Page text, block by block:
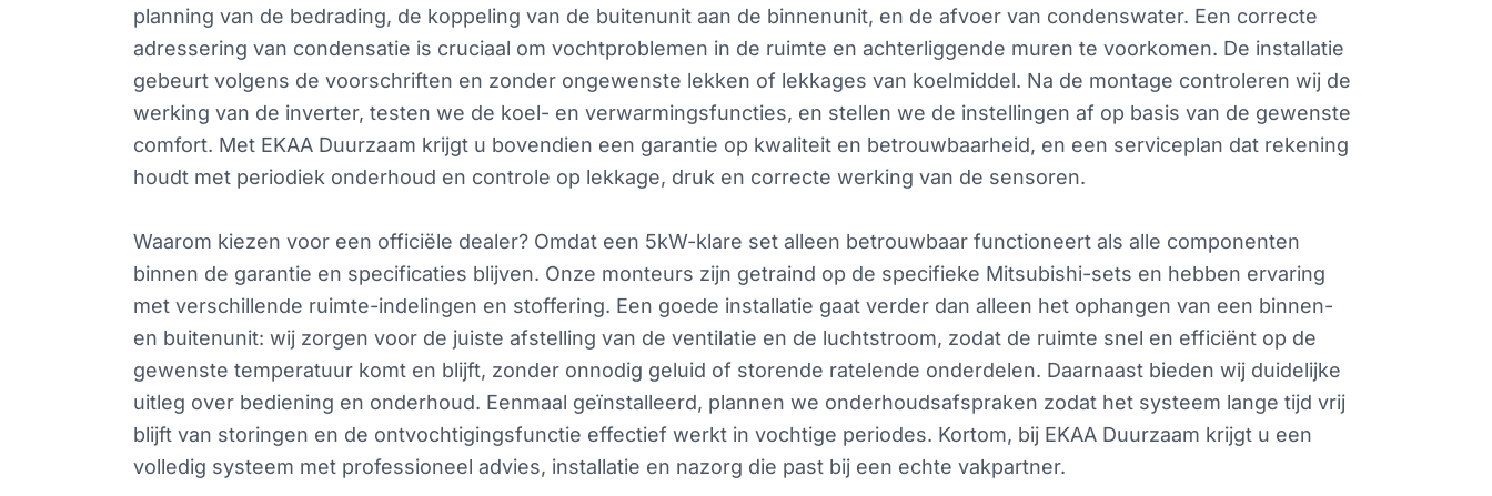
planning van de bedrading, de koppeling van de buitenunit aan de binnenunit, en de afvoer van condenswater. Een correcte
adressering van condensatie is cruciaal om vochtproblemen in de ruimte en achterliggende muren te voorkomen. De installatie
gebeurt volgens de voorschriften en zonder ongewenste lekken of lekkages van koelmiddel. Na de montage controleren wij de
werking van de inverter, testen we de koel- en verwarmingsfuncties, en stellen we de instellingen af op basis van de gewenste
comfort. Met EKAA Duurzaam krijgt u bovendien een garantie op kwaliteit en betrouwbaarheid, en een serviceplan dat rekening
houdt met periodiek onderhoud en controle op lekkage, druk en correcte werking van de sensoren.
Waarom kiezen voor een officiële dealer? Omdat een 5kW-klare set alleen betrouwbaar functioneert als alle componenten
binnen de garantie en specificaties blijven. Onze monteurs zijn getraind op de specifieke Mitsubishi-sets en hebben ervaring
met verschillende ruimte-indelingen en stoffering. Een goede installatie gaat verder dan alleen het ophangen van een binnen-
en buitenunit: wij zorgen voor de juiste afstelling van de ventilatie en de luchtstroom, zodat de ruimte snel en efficiënt op de
gewenste temperatuur komt en blijft, zonder onnodig geluid of storende ratelende onderdelen. Daarnaast bieden wij duidelijke
uitleg over bediening en onderhoud. Eenmaal geïnstalleerd, plannen we onderhoudsafspraken zodat het systeem lange tijd vrij
blijft van storingen en de ontvochtigingsfunctie effectief werkt in vochtige periodes. Kortom, bij EKAA Duurzaam krijgt u een
volledig systeem met professioneel advies, installatie en nazorg die past bij een echte vakpartner.